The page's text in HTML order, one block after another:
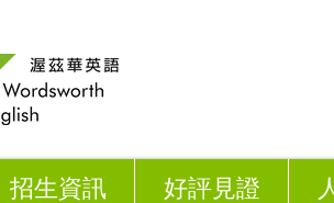
招生資訊 好評見證